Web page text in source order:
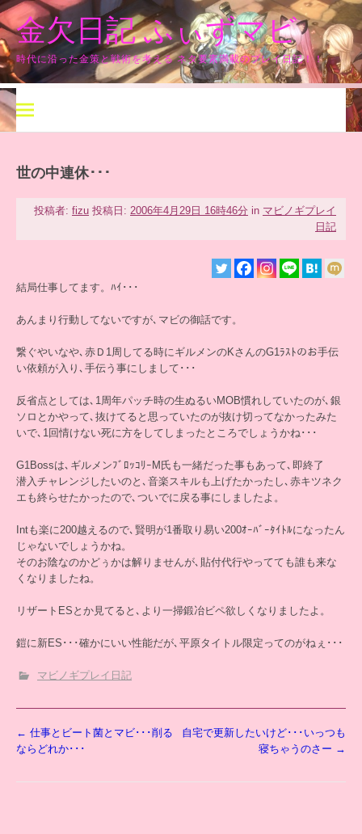
コ
ン
テ
ン
ツ
へ
ス
キ
ッ
金欠日記 ふぃずマビ
時代に沿った金策と戦術を考える ネタ要素満載のプレイ日記！！
世の中連休･･･
投稿者: fizu 投稿日: 2006年4月29日 16時46分 in マビノギプレイ
日記
結局仕事してます。ﾊｲ･･･
あんまり行動してないですが､マビの御話です。
繋ぐやいなや､赤Ｄ1周してる時にギルメンのKさんのG1ﾗｽﾄのお手伝
い依頼が入り､手伝う事にしまして･･･
反省点としては､1周年パッチ時の生ぬるいMOB慣れしていたのが､銀
ソロとかやって､抜けてると思っていたのが抜け切ってなかったみた
いで､1回情けない死に方をしてしまったところでしょうかね･･･
G1Bossは､ギルメンﾌﾞﾛｯｺﾘｰM氏も一緒だった事もあって､即終了
潜入チャレンジしたいのと､音楽スキルも上げたかったし､赤キツネク
エも終らせたかったので､ついでに戻る事にしましたよ。
Intも楽に200越えるので､賢明が1番取り易い200ｵｰﾊﾞｰﾀｲﾄﾙになったん
じゃないでしょうかね。
そのお陰なのかどぅかは解りませんが､貼付代行やってても誰も来な
くなりましたね。
リザートESとか見てると､より一掃鍛冶ビペ欲しくなりましたよ。
鎧に新ES･･･確かにいい性能だが､平原タイトル限定ってのがねぇ･･･
マビノギプレイ日記
投
稿
ビ
← 仕事とビート菌とマビ･･･削る
ならどれか･･･
自宅で更新したいけど･･･いっつも
寝ちゃうのさー →